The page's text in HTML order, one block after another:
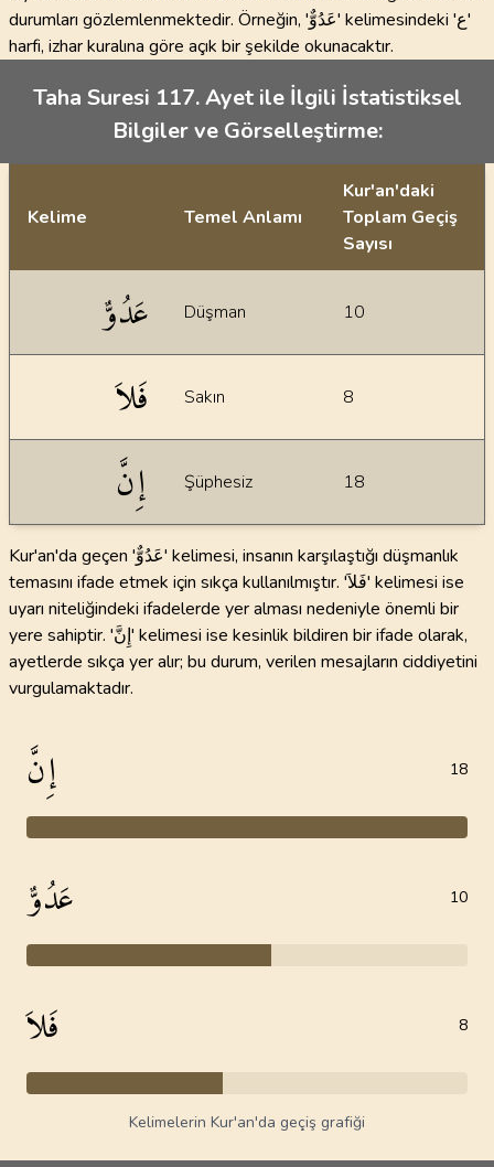
durumları gözlemlenmektedir. Örneğin, 'عَدُوٌّ' kelimesindeki 'ع'
harfi, izhar kuralına göre açık bir şekilde okunacaktır.
Taha Suresi 117. Ayet ile İlgili İstatistiksel
Bilgiler ve Görselleştirme:
Kelime Temel Anlamı
Kur'an'daki
Toplam Geçiş
Sayısı
عَدُوٌّ Düşman 10
فَلاَ Sakın 8
إِنَّ Şüphesiz 18
Kur'an'da geçen 'عَدُوٌّ' kelimesi, insanın karşılaştığı düşmanlık
temasını ifade etmek için sıkça kullanılmıştır. 'فَلاَ' kelimesi ise
uyarı niteliğindeki ifadelerde yer alması nedeniyle önemli bir
yere sahiptir. 'إِنَّ' kelimesi ise kesinlik bildiren bir ifade olarak,
ayetlerde sıkça yer alır; bu durum, verilen mesajların ciddiyetini
vurgulamaktadır.
إِنَّ 18
عَدُوٌّ 10
فَلاَ 8
Kelimelerin Kur'an'da geçiş grafiği